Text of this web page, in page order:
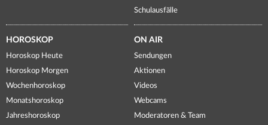
Schulausfälle
HOROSKOP
Horoskop Heute
Horoskop Morgen
Wochenhoroskop
Monatshoroskop
Jahreshoroskop
ON AIR
Sendungen
Aktionen
Videos
Webcams
Moderatoren & Team